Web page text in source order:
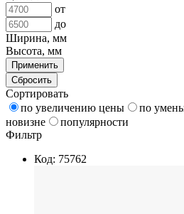
от
до
Ширина, мм
Высота, мм
Применить
Сбросить
Сортировать
по увеличению цены
по
новизне
популярности
Фильтр
Код: 75762